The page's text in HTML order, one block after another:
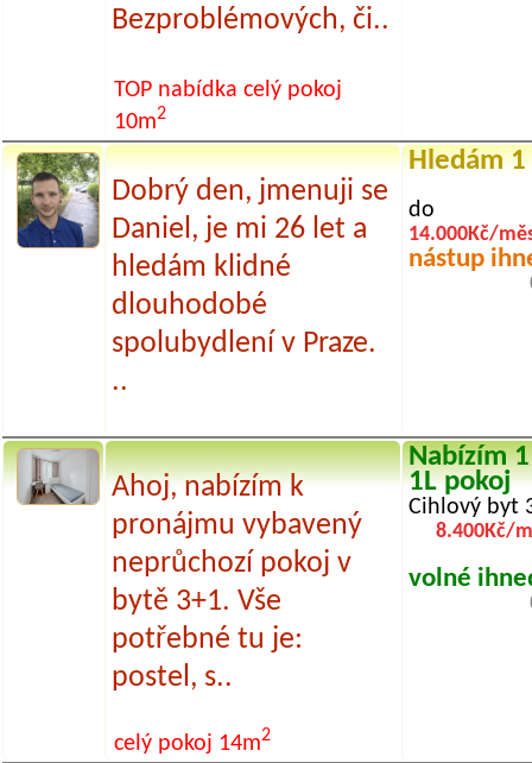
Bezproblémových, či..
TOP nabídka celý pokoj
10m2
Dobrý den, jmenuji se
Daniel, je mi 26 let a
hledám klidné
dlouhodobé
spolubydlení v Praze.
..
Hledám
do
14.000Kč/
nástup
Ahoj, nabízím k
pronájmu vybavený
neprůchozí pokoj v
bytě 3+1. Vše
potřebné tu je:
postel, s..
celý pokoj 14m2
Nabízím
1L pokoj
Cihlový byt
8.400Kč/
volné